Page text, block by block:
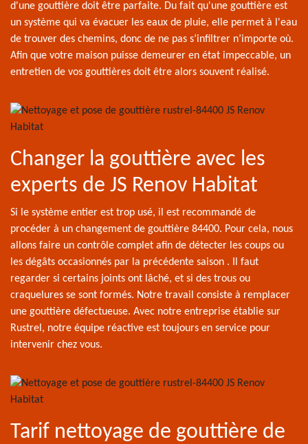
d'une gouttière doit être parfaite. Du fait qu'une gouttière est
un système qui va évacuer les eaux de pluie, elle permet à l'eau
de trouver des chemins, donc de ne pas s’infiltrer n’importe où.
Afin que votre maison puisse demeurer en état impeccable, un
entretien de vos gouttières doit être alors souvent réalisé.
Changer la gouttière avec les
experts de JS Renov Habitat
Si le système entier est trop usé, il est recommandé de
procéder à un changement de gouttière 84400. Pour cela, nous
allons faire un contrôle complet afin de détecter les coups ou
les dégâts occasionnés par la précédente saison . Il faut
regarder si certains joints ont lâché, et si des trous ou
craquelures se sont formés. Notre travail consiste à remplacer
une gouttière défectueuse. Avec notre entreprise établie sur
Rustrel, notre équipe réactive est toujours en service pour
intervenir chez vous.
Tarif nettoyage de gouttière de